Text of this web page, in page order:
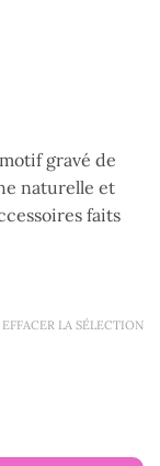
gravé de
naturelle et
faits
EFFACER LA SÉLECTION